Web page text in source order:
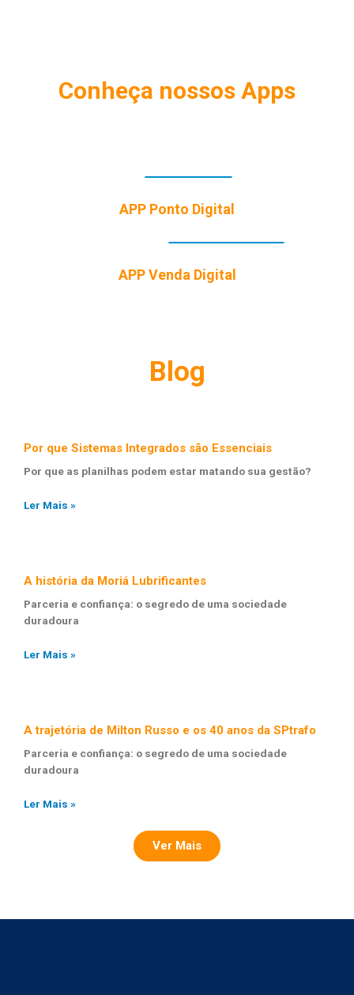
Conheça nossos Apps
APP Ponto Digital
APP Venda Digital
Blog
Por que Sistemas Integrados são Essenciais
Por que as planilhas podem estar matando sua gestão?
Ler Mais »
A história da Moriá Lubrificantes
Parceria e confiança: o segredo de uma sociedade
duradoura
Ler Mais »
A trajetória de Milton Russo e os 40 anos da SPtrafo
Parceria e confiança: o segredo de uma sociedade
duradoura
Ler Mais »
Ver Mais